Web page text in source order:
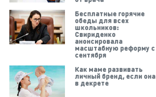
Бесплатные горячие
обеды для всех
школьников:
Свириденко
анонсировала
масштабную реформу с
сентября
Как маме развивать
личный бренд, если она
в декрете